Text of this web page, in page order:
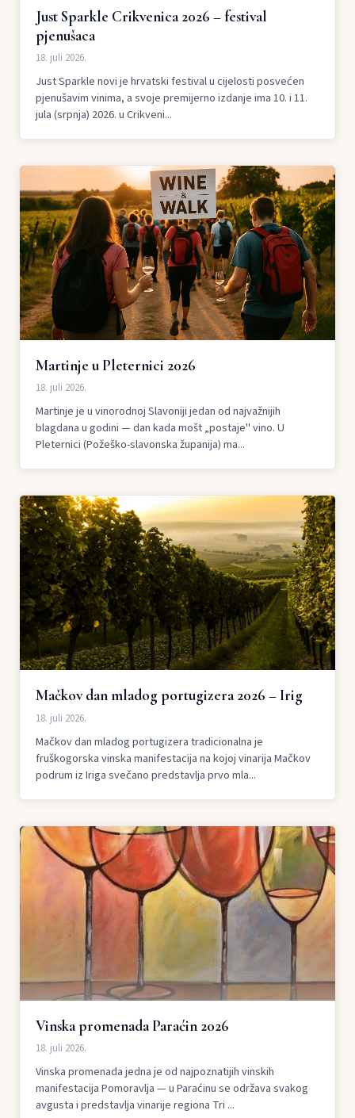
Just Sparkle Crikvenica 2026 – festival
pjenušaca
18. juli 2026.
Just Sparkle novi je hrvatski festival u cijelosti posvećen
pjenušavim vinima, a svoje premijerno izdanje ima 10. i 11.
jula (srpnja) 2026. u Crikveni...
Martinje u Pleternici 2026
18. juli 2026.
Martinje je u vinorodnoj Slavoniji jedan od najvažnijih
blagdana u godini — dan kada mošt „postaje" vino. U
Pleternici (Požeško-slavonska županija) ma...
Mačkov dan mladog portugizera 2026 – Irig
18. juli 2026.
Mačkov dan mladog portugizera tradicionalna je
fruškogorska vinska manifestacija na kojoj vinarija Mačkov
podrum iz Iriga svečano predstavlja prvo mla...
Vinska promenada Paraćin 2026
18. juli 2026.
Vinska promenada jedna je od najpoznatijih vinskih
manifestacija Pomoravlja — u Paraćinu se održava svakog
avgusta i predstavlja vinarije regiona Tri ...